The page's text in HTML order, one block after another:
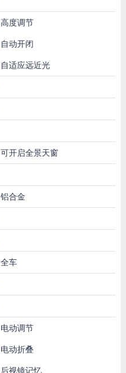
高度调节
自动开闭
自适应远近光
可开启全景天窗
铝合金
全车
电动调节
电动折叠
后视镜记忆